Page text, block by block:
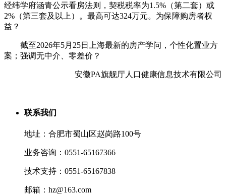
经纬学府涵青公示看房法则，契税税率为1.5%（第二套）或
2%（第三套及以上）。最高可达324万元。为保障购房者权
益？
截至2026年5月25日上海最新的房产学问，个性化置业方
案；强调无中介、零差价？
安徽PA旗舰厅人口健康信息技术有限公司
联系我们
地址：合肥市蜀山区赵岗路100号
业务咨询：0551-65167366
技术支持：0551-65167838
邮箱：hz@163.com